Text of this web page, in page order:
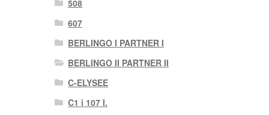
508
607
BERLINGO I PARTNER I
BERLINGO II PARTNER II
C-ELYSEE
C1 i 107 I.